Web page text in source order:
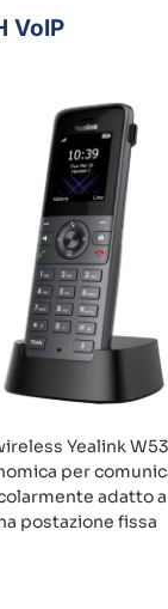
VoIP
Yealink
per
adatto
postazione fissa